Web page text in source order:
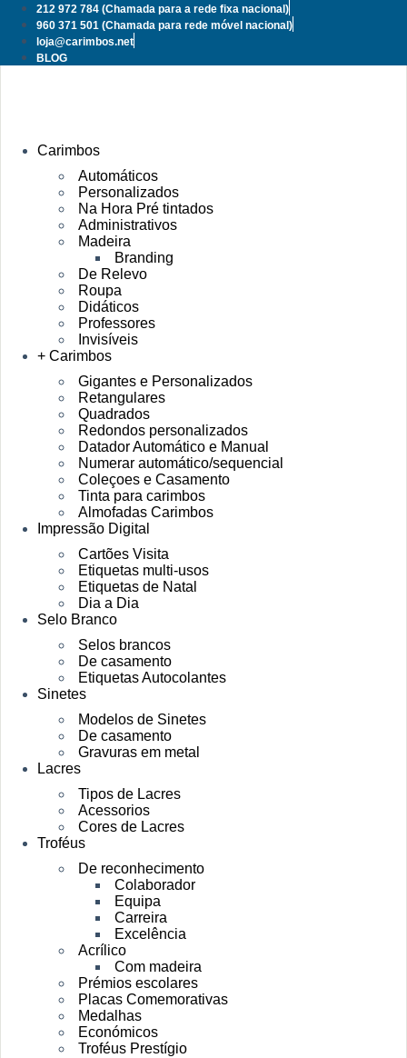
Pular
para
conteúdo
212 972 784 (Chamada para a rede fixa nacional)
960 371 501 (Chamada para rede móvel nacional)
loja@carimbos.net
BLOG
Carimbos
Automáticos
Personalizados
Na Hora Pré tintados
Administrativos
Madeira
Branding
De Relevo
Roupa
Didáticos
Professores
Invisíveis
+ Carimbos
Gigantes e Personalizados
Retangulares
Quadrados
Redondos personalizados
Datador Automático e Manual
Numerar automático/sequencial
Coleçoes e Casamento
Tinta para carimbos
Almofadas Carimbos
Impressão Digital
Cartões Visita
Etiquetas multi-usos
Etiquetas de Natal
Dia a Dia
Selo Branco
Selos brancos
De casamento
Etiquetas Autocolantes
Sinetes
Modelos de Sinetes
De casamento
Gravuras em metal
Lacres
Tipos de Lacres
Acessorios
Cores de Lacres
Troféus
De reconhecimento
Colaborador
Equipa
Carreira
Excelência
Acrílico
Com madeira
Prémios escolares
Placas Comemorativas
Medalhas
Económicos
Troféus Prestígio